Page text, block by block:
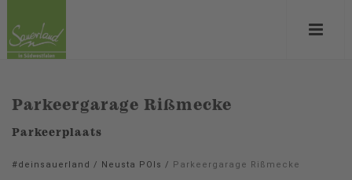
Parkeergarage Rißmecke
Parkeerplaats
#deinsauerland / Neusta POIs / Parkeergarage Rißmecke